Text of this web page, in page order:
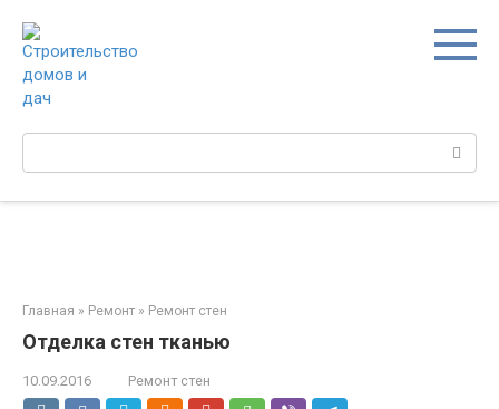
контенту
Главная » Ремонт » Ремонт стен
Отделка стен тканью
10.09.2016 Ремонт стен